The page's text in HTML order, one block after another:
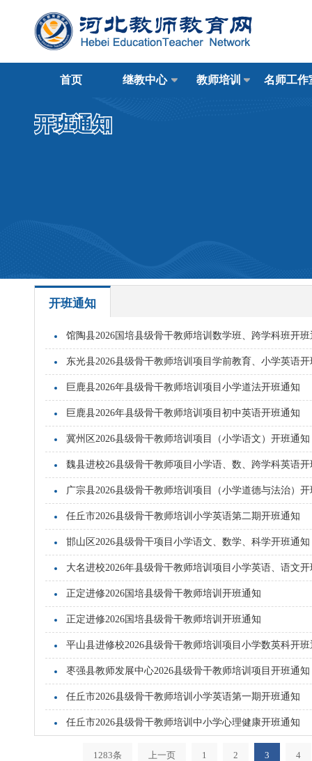
首页 继教中心 教师培训 名师工作
开班通知
开班通知
馆陶县2026国培县级骨干教师培训数学班、跨学科班开班
东光县2026县级骨干教师培训项目学前教育、小学英语
巨鹿县2026年县级骨干教师培训项目小学道法开班通知
巨鹿县2026年县级骨干教师培训项目初中英语开班通知
冀州区2026县级骨干教师培训项目（小学语文）开班通知
魏县进校26县级骨干教师项目小学语、数、跨学科英语开
广宗县2026县级骨干教师培训项目（小学道德与法治）
任丘市2026县级骨干教师培训小学英语第二期开班通知
邯山区2026县级骨干项目小学语文、数学、科学开班通知
大名进校2026年县级骨干教师培训项目小学英语、语文
正定进修2026国培县级骨干教师培训开班通知
正定进修2026国培县级骨干教师培训开班通知
平山县进修校2026县级骨干教师培训项目小学数英科开班
枣强县教师发展中心2026县级骨干教师培训项目开班通知
任丘市2026县级骨干教师培训小学英语第一期开班通知
任丘市2026县级骨干教师培训中小学心理健康开班通知
1283条 上一页 1 2 3 4